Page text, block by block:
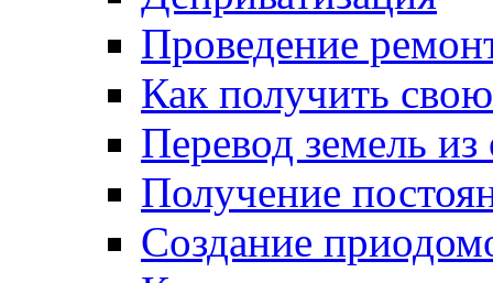
Проведение
Как получить
Перевод земель
Получение
Создание